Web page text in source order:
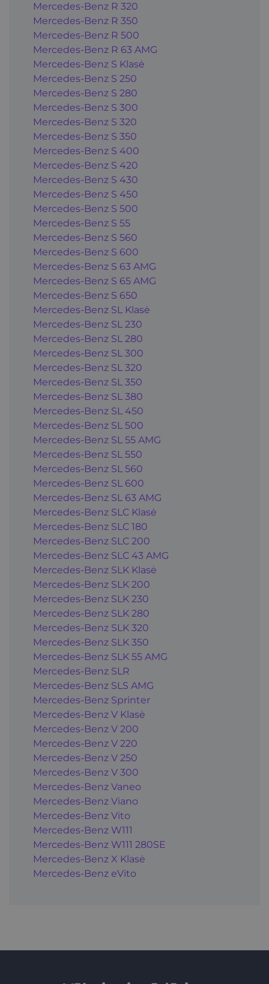
Mercedes-Benz R 320
Mercedes-Benz R 350
Mercedes-Benz R 500
Mercedes-Benz R 63 AMG
Mercedes-Benz S Klasė
Mercedes-Benz S 250
Mercedes-Benz S 280
Mercedes-Benz S 300
Mercedes-Benz S 320
Mercedes-Benz S 350
Mercedes-Benz S 400
Mercedes-Benz S 420
Mercedes-Benz S 430
Mercedes-Benz S 450
Mercedes-Benz S 500
Mercedes-Benz S 55
Mercedes-Benz S 560
Mercedes-Benz S 600
Mercedes-Benz S 63 AMG
Mercedes-Benz S 65 AMG
Mercedes-Benz S 650
Mercedes-Benz SL Klasė
Mercedes-Benz SL 230
Mercedes-Benz SL 280
Mercedes-Benz SL 300
Mercedes-Benz SL 320
Mercedes-Benz SL 350
Mercedes-Benz SL 380
Mercedes-Benz SL 450
Mercedes-Benz SL 500
Mercedes-Benz SL 55 AMG
Mercedes-Benz SL 550
Mercedes-Benz SL 560
Mercedes-Benz SL 600
Mercedes-Benz SL 63 AMG
Mercedes-Benz SLC Klasė
Mercedes-Benz SLC 180
Mercedes-Benz SLC 200
Mercedes-Benz SLC 43 AMG
Mercedes-Benz SLK Klasė
Mercedes-Benz SLK 200
Mercedes-Benz SLK 230
Mercedes-Benz SLK 280
Mercedes-Benz SLK 320
Mercedes-Benz SLK 350
Mercedes-Benz SLK 55 AMG
Mercedes-Benz SLR
Mercedes-Benz SLS AMG
Mercedes-Benz Sprinter
Mercedes-Benz V Klasė
Mercedes-Benz V 200
Mercedes-Benz V 220
Mercedes-Benz V 250
Mercedes-Benz V 300
Mercedes-Benz Vaneo
Mercedes-Benz Viano
Mercedes-Benz Vito
Mercedes-Benz W111
Mercedes-Benz W111 280SE
Mercedes-Benz X Klasė
Mercedes-Benz eVito